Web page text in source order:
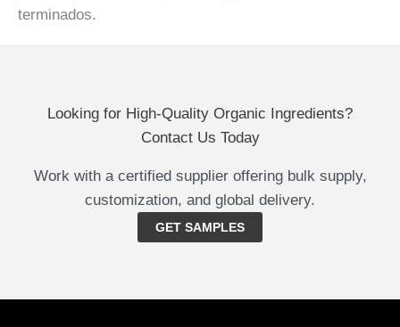
terminados.
Looking for High-Quality Organic Ingredients?
Contact Us Today
Work with a certified supplier offering bulk supply,
customization, and global delivery.
GET SAMPLES